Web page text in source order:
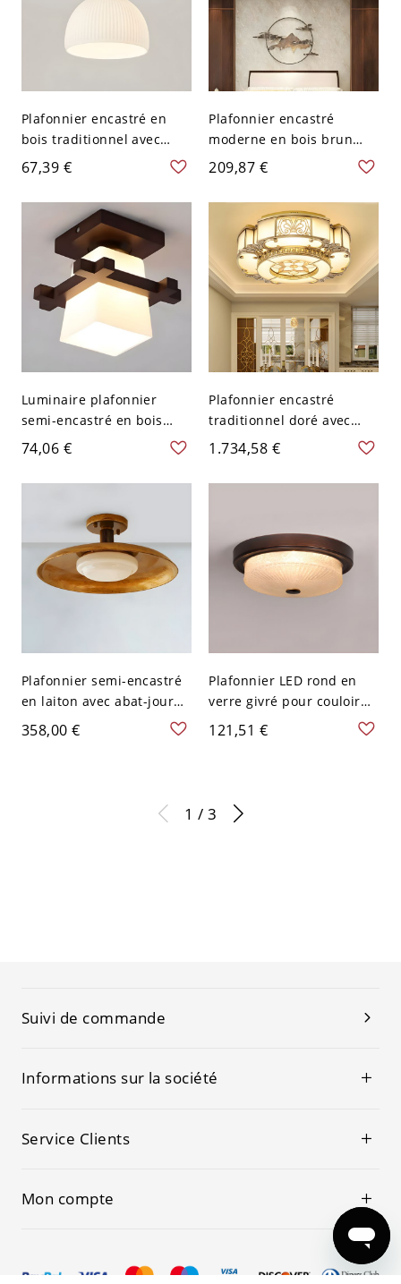
Plafonnier encastré en
bois traditionnel avec
abat-jour en verre blanc -
110 V-120 V Sphère
Naturel
67,39 €
Plafonnier encastré
moderne en bois brun
avec LED SMD et abat-jour
acrylique blanc - 110 V-
120 V 30,48 cm Gradation
à trois niveaux
209,87 €
Luminaire plafonnier
semi-encastré en bois
moderne avec abat-jour
Carré
74,06 €
Plafonnier encastré
traditionnel doré avec
gradation sans paliers et
V
1.734,58 €
Plafonnier semi-encastré
en laiton avec abat-jour
en verre blanc et style
traditionnel - 110 V-120 V
358,00 €
Plafonnier LED rond en
verre givré pour couloir
vintage - 110 V-120 V Café
petit
121,51 €
1 / 3
Suivi de commande
Informations sur la société
Service Clients
Mon compte